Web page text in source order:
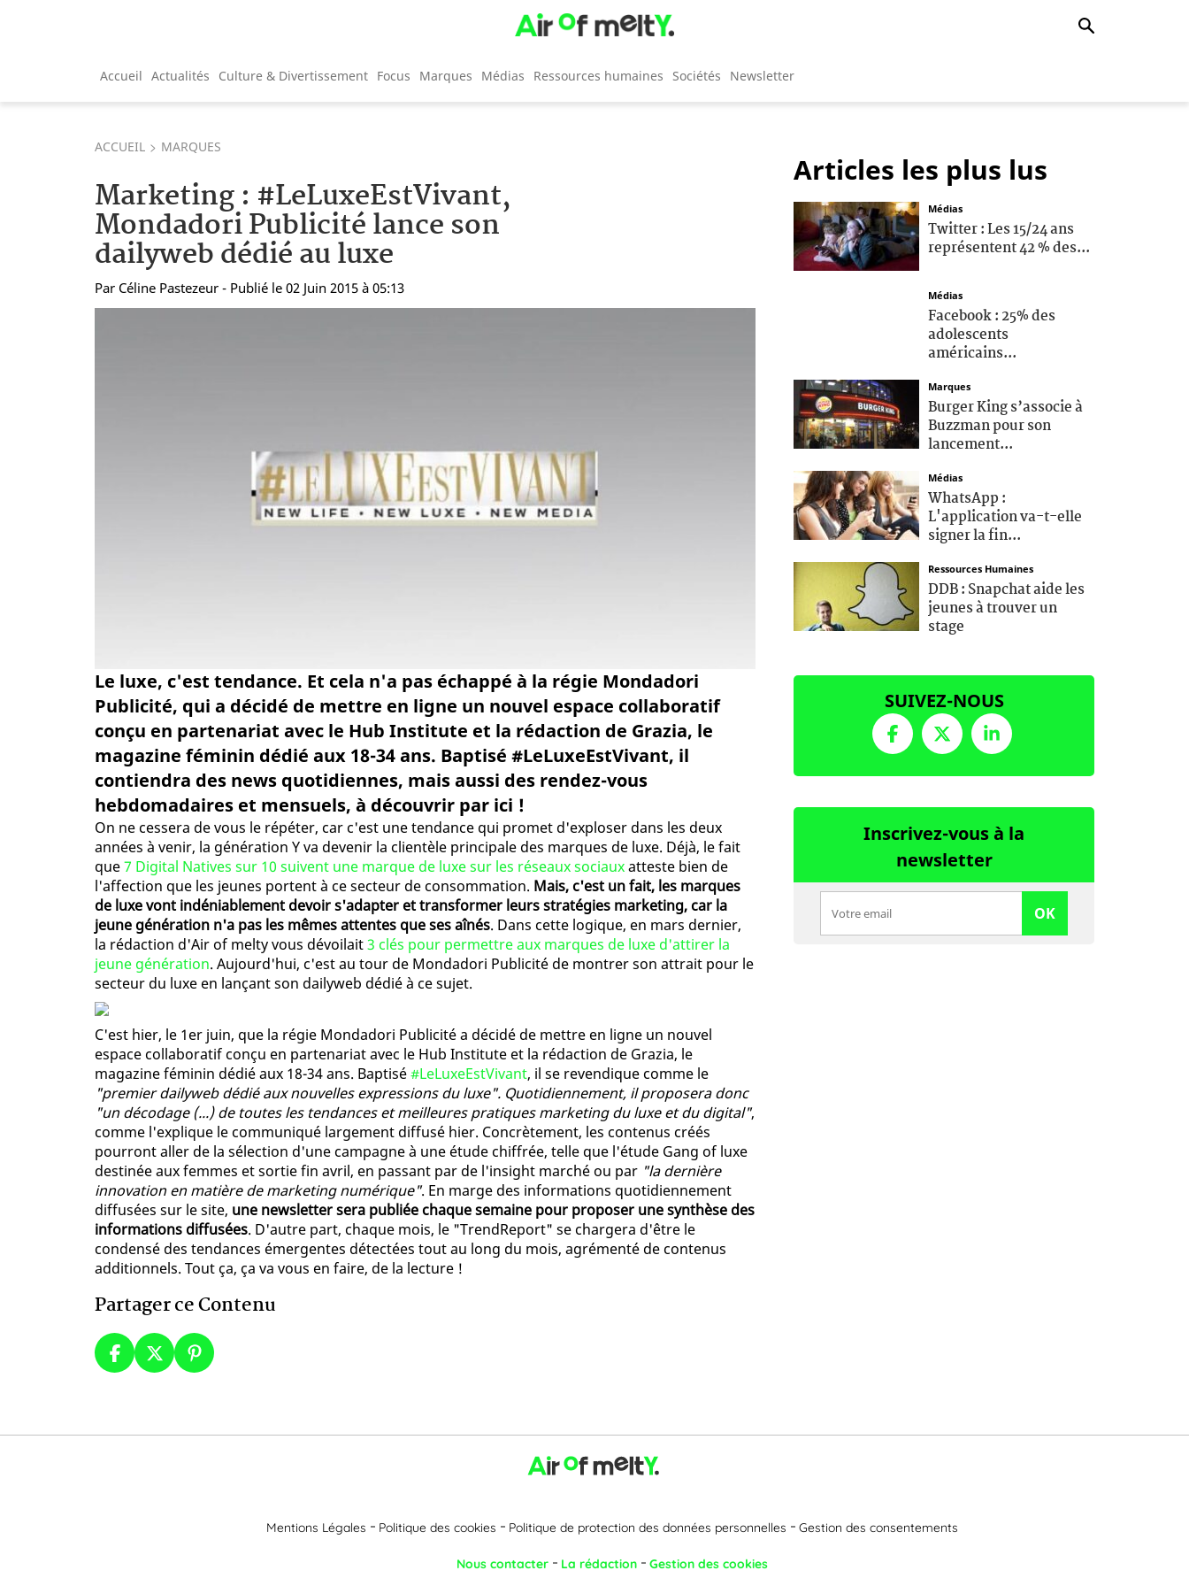
Accueil Actualités Culture & Divertissement Focus Marques Médias Ressources humaines Sociétés Newsletter
ACCUEIL MARQUES
Marketing : #LeLuxeEstVivant,
Mondadori Publicité lance son
dailyweb dédié au luxe
Par Céline Pastezeur - Publié le 02 Juin 2015 à 05:13
Le luxe, c'est tendance. Et cela n'a pas échappé à la régie Mondadori
Publicité, qui a décidé de mettre en ligne un nouvel espace collaboratif
conçu en partenariat avec le Hub Institute et la rédaction de Grazia, le
magazine féminin dédié aux 18-34 ans. Baptisé #LeLuxeEstVivant, il
contiendra des news quotidiennes, mais aussi des rendez-vous
hebdomadaires et mensuels, à découvrir par ici !
On ne cessera de vous le répéter, car c'est une tendance qui promet d'exploser dans les deux
années à venir, la génération Y va devenir la clientèle principale des marques de luxe. Déjà, le fait
que7 Digital Natives sur 10 suivent une marque de luxe sur les réseaux sociauxatteste bien de
l'affection que les jeunes portent à ce secteur de consommation. Mais, c'est un fait, les marques
de luxe vont indéniablement devoir s'adapter et transformer leurs stratégies marketing, car la
jeune génération n'a pas les mêmes attentes que ses aînés. Dans cette logique, en mars dernier,
la rédaction d'Air of melty vous dévoilait3 clés pour permettre aux marques de luxe d'attirer la
jeune génération. Aujourd'hui, c'est au tour de Mondadori Publicité de montrer son attrait pour le
secteur du luxe en lançant son dailyweb dédié à ce sujet.
C'est hier, le 1er juin, que la régie Mondadori Publicité a décidé de mettre en ligne un nouvel
espace collaboratif conçu en partenariat avec le Hub Institute et la rédaction de Grazia, le
magazine féminin dédié aux 18-34 ans. Baptisé#LeLuxeEstVivant, il se revendique comme le
"premier dailyweb dédié aux nouvelles expressions du luxe". Quotidiennement, il proposera donc
"un décodage (...) de toutes les tendances et meilleures pratiques marketing du luxe et du digital",
comme l'explique le communiqué largement diffusé hier. Concrètement, les contenus créés
pourront aller de la sélection d'une campagne à une étude chiffrée, telle que l'étude Gang of luxe
destinée aux femmes et sortie fin avril, en passant par de l'insight marché ou par "la dernière
innovation en matière de marketing numérique". En marge des informations quotidiennement
diffusées sur le site, une newsletter sera publiée chaque semaine pour proposer une synthèse des
informations diffusées. D'autre part, chaque mois, le "TrendReport" se chargera d'être le
condensé des tendances émergentes détectées tout au long du mois, agrémenté de contenus
additionnels. Tout ça, ça va vous en faire, de la lecture !
Partager ce Contenu
Articles les plus lus
Médias
Twitter : Les 15/24 ans
représentent 42 % des...
Médias
Facebook : 25% des
adolescents
américains...
Marques
Burger King s’associe à
Buzzman pour son
lancement...
Médias
WhatsApp :
L'application va-t-elle
signer la fin...
Ressources Humaines
DDB : Snapchat aide les
jeunes à trouver un
stage
SUIVEZ-NOUS
Inscrivez-vous à la
newsletter
OK
Mentions Légales Politique des cookies Politique de protection des données personnelles Gestion des consentements
Nous contacter La rédaction Gestion des cookies